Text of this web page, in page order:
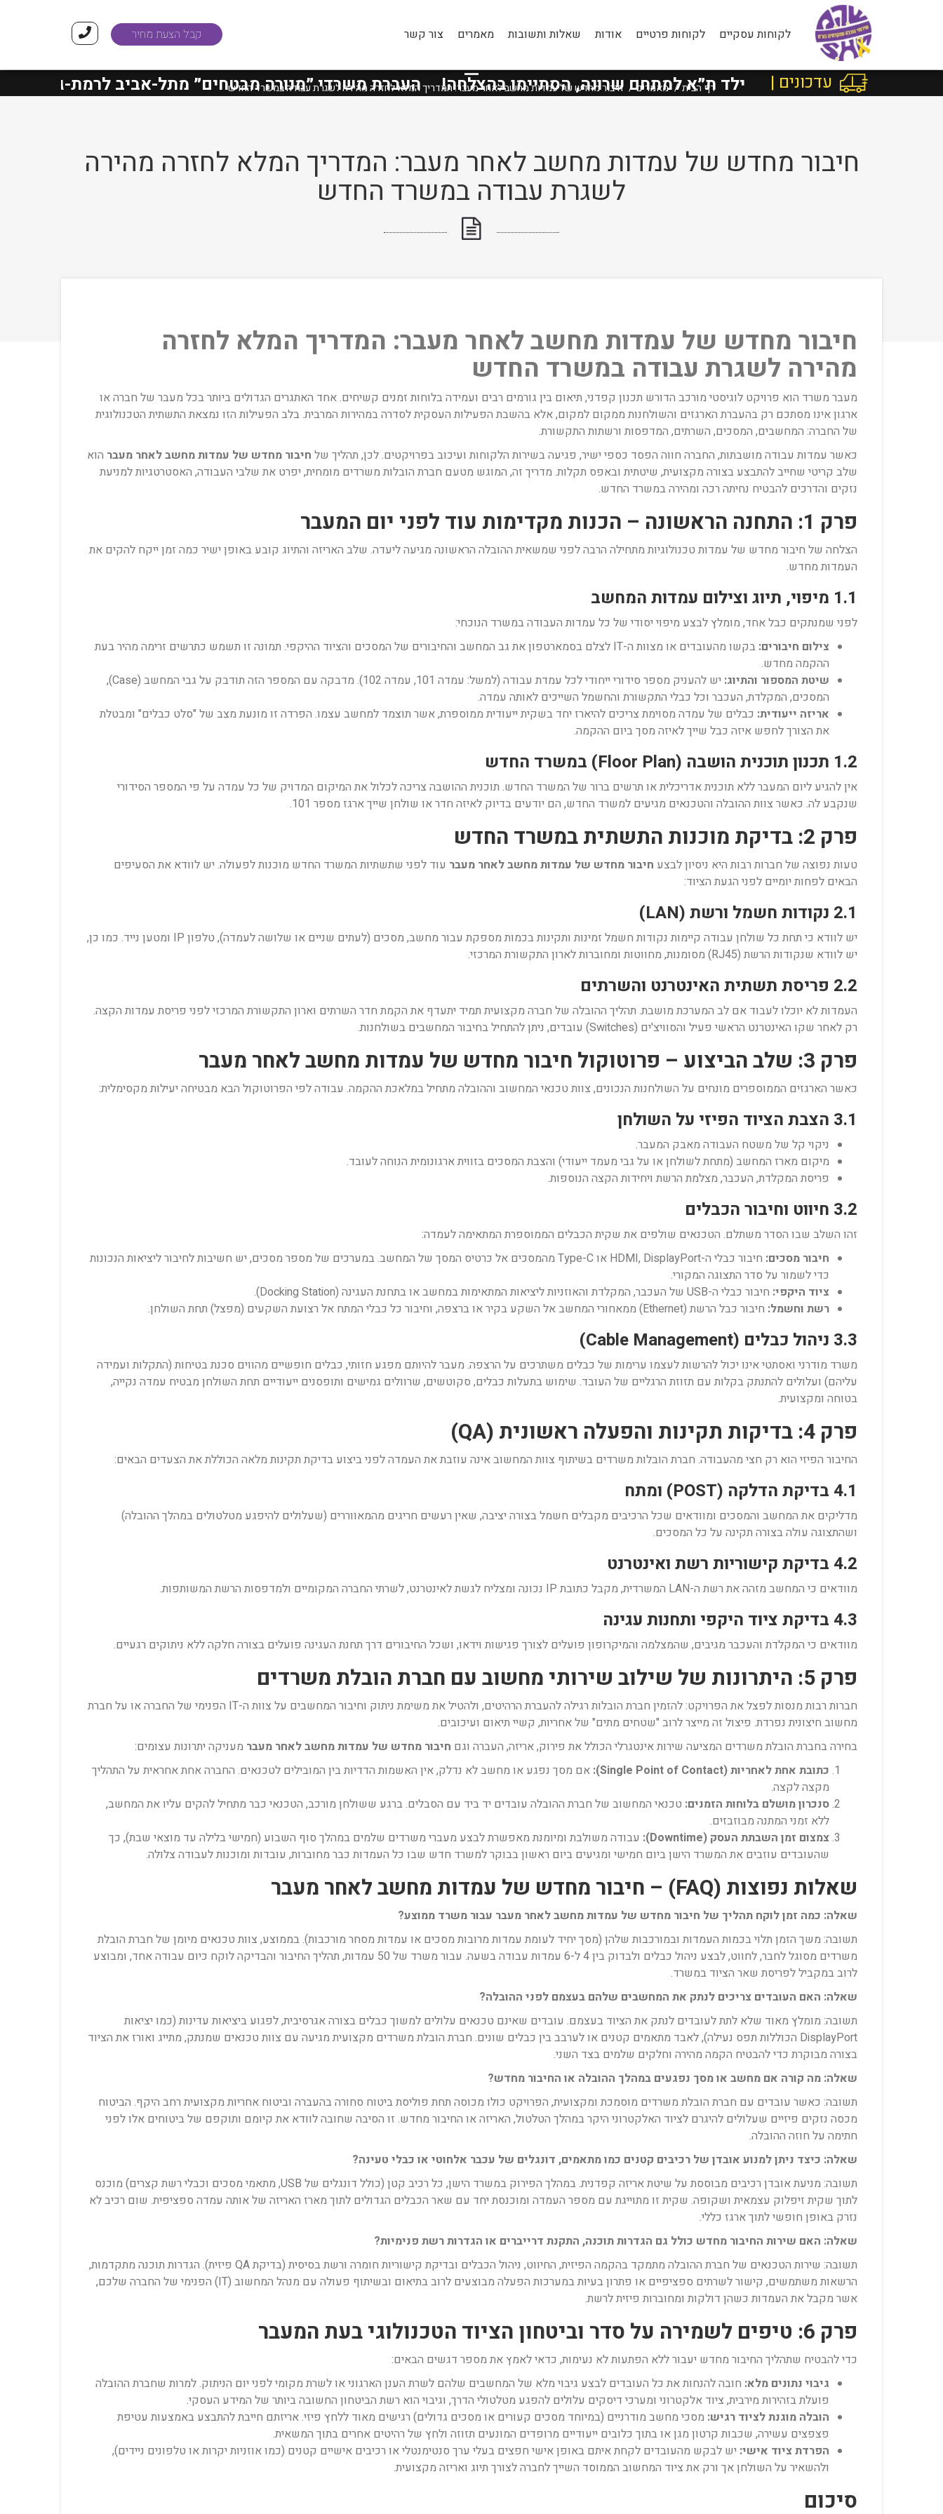
קבל הצעת מחיר לקוחות עסקיים לקוחות פרטיים אודות שאלות ותשובות מאמרים צור קשר
טיפים ומאמרים
דף הבית מאמרים חיבור מחדש של עמדות מחשב לאחר מעבר: המדריך המלא לחזרה מהירה לשגרת עבודה במשרד החדש עדכונים |
בישראל מרוטשילד ת״א למתחם שרונה, הסתיימו בהצלחה! העברת משרדי״מנורה מבטחים״מתל-אביב לרמת-גן הסתיימו
חיבור מחדש של עמדות מחשב לאחר מעבר: המדריך המלא לחזרה מהירה
לשגרת עבודה במשרד החדש
חיבור מחדש של עמדות מחשב לאחר מעבר: המדריך המלא לחזרה
מהירה לשגרת עבודה במשרד החדש
מעבר משרד הוא פרויקט לוגיסטי מורכב הדורש תכנון קפדני, תיאום בין גורמים רבים ועמידה בלוחות זמנים קשיחים. אחד האתגרים הגדולים ביותר בכל מעבר של חברה או
ארגון אינו מסתכם רק בהעברת הארגזים והשולחנות ממקום למקום, אלא בהשבת הפעילות העסקית לסדרה במהירות המרבית. בלב הפעילות הזו נמצאת התשתית הטכנולוגית
של החברה: המחשבים, המסכים, השרתים, המדפסות ורשתות התקשורת.
כאשר עמדות עבודה מושבתות, החברה חווה הפסד כספי ישיר, פגיעה בשירות הלקוחות ועיכוב בפרויקטים. לכן, תהליך של חיבור מחדש של עמדות מחשב לאחר מעבר הוא
שלב קריטי שחייב להתבצע בצורה מקצועית, שיטתית ובאפס תקלות. מדריך זה, המוגש מטעם חברת הובלות משרדים מומחית, יפרט את שלבי העבודה, האסטרטגיות למניעת
נזקים והדרכים להבטיח נחיתה רכה ומהירה במשרד החדש.
פרק 1: התחנה הראשונה – הכנות מקדימות עוד לפני יום המעבר
הצלחה של חיבור מחדש של עמדות טכנולוגיות מתחילה הרבה לפני שמשאית ההובלה הראשונה מגיעה ליעדה. שלב האריזה והתיוג קובע באופן ישיר כמה זמן ייקח להקים את
העמדות מחדש.
1.1 מיפוי, תיוג וצילום עמדות המחשב
לפני שמנתקים כבל אחד, מומלץ לבצע מיפוי יסודי של כל עמדות העבודה במשרד הנוכחי:
צילום חיבורים:
בקשו מהעובדים או מצוות ה-IT לצלם בסמארטפון את גב המחשב והחיבורים של המסכים והציוד ההיקפי. תמונה זו תשמש כתרשים זרימה מהיר בעת
ההקמה מחדש.
שיטת המספור והתיוג:
יש להעניק מספר סידורי ייחודי לכל עמדת עבודה (למשל: עמדה 101, עמדה 102). מדבקה עם המספר הזה תודבק על גבי המחשב (Case),
המסכים, המקלדת, העכבר וכל כבלי התקשורת והחשמל השייכים לאותה עמדה.
אריזה ייעודית: כבלים של עמדה מסוימת צריכים להיארז יחד בשקית ייעודית ממוספרת, אשר תוצמד למחשב עצמו. הפרדה זו מונעת מצב של "סלט כבלים" ומבטלת
את הצורך לחפש איזה כבל שייך לאיזה מסך ביום ההקמה.
1.2 תכנון תוכנית הושבה (Floor Plan) במשרד החדש
אין להגיע ליום המעבר ללא תוכנית אדריכלית או תרשים ברור של המשרד החדש. תוכנית ההושבה צריכה לכלול את המיקום המדויק של כל עמדה על פי המספר הסידורי
שנקבע לה. כאשר צוות ההובלה והטכנאים מגיעים למשרד החדש, הם יודעים בדיוק לאיזה חדר או שולחן שייך ארגז מספר 101.
פרק 2: בדיקת מוכנות התשתית במשרד החדש
טעות נפוצה של חברות רבות היא ניסיון לבצע חיבור מחדש של עמדות מחשב לאחר מעבר עוד לפני שתשתיות המשרד החדש מוכנות לפעולה. יש לוודא את הסעיפים
הבאים לפחות יומיים לפני הגעת הציוד:
2.1 נקודות חשמל ורשת (LAN)
יש לוודא כי תחת כל שולחן עבודה קיימות נקודות חשמל זמינות ותקינות בכמות מספקת עבור מחשב, מסכים (לעתים שניים או שלושה לעמדה), טלפון IP ומטען נייד. כמו כן,
יש לוודא שנקודות הרשת (RJ45) מסומנות, מחווטות ומחוברות לארון התקשורת המרכזי.
2.2 פריסת תשתית האינטרנט והשרתים
העמדות לא יוכלו לעבוד אם לב המערכת מושבת. תהליך ההובלה של חברה מקצועית תמיד יתעדף את הקמת חדר השרתים וארון התקשורת המרכזי לפני פריסת עמדות הקצה.
רק לאחר שקו האינטרנט הראשי פעיל והסוויצ'ים (Switches) עובדים, ניתן להתחיל בחיבור המחשבים בשולחנות.
פרק 3: שלב הביצוע – פרוטוקול חיבור מחדש של עמדות מחשב לאחר מעבר
כאשר הארגזים הממוספרים מונחים על השולחנות הנכונים, צוות טכנאי המחשוב וההובלה מתחיל במלאכת ההקמה. עבודה לפי הפרוטוקול הבא מבטיחה יעילות מקסימלית:
3.1 הצבת הציוד הפיזי על השולחן
ניקוי קל של משטח העבודה מאבק המעבר.
מיקום מארז המחשב (מתחת לשולחן או על גבי מעמד ייעודי) והצבת המסכים בזווית ארגונומית הנוחה לעובד.
פריסת המקלדת, העכבר, מצלמת הרשת ויחידות הקצה הנוספות.
3.2 חיווט וחיבור הכבלים
זהו השלב שבו הסדר משתלם. הטכנאים שולפים את שקית הכבלים הממוספרת המתאימה לעמדה:
חיבור מסכים:
חיבור כבלי ה-HDMI, DisplayPort או Type-C מהמסכים אל כרטיס המסך של המחשב. במערכים של מספר מסכים, יש חשיבות לחיבור ליציאות הנכונות
כדי לשמור על סדר התצוגה המקורי.
ציוד היקפי: חיבור כבלי ה-USB של העכבר, המקלדת והאוזניות ליציאות המתאימות במחשב או בתחנת העגינה (Docking Station).
רשת וחשמל: חיבור כבל הרשת (Ethernet) ממאחורי המחשב אל השקע בקיר או ברצפה, וחיבור כל כבלי המתח אל רצועת השקעים (מפצל) תחת השולחן.
3.3 ניהול כבלים (Cable Management)
משרד מודרני ואסתטי אינו יכול להרשות לעצמו ערימות של כבלים משתרכים על הרצפה. מעבר להיותם מפגע חזותי, כבלים חופשיים מהווים סכנת בטיחות (התקלות ועמידה
עליהם) ועלולים להתנתק בקלות עם תזוזת הרגליים של העובד. שימוש בתעלות כבלים, סקוטשים, שרוולים גמישים ותופסנים ייעודיים תחת השולחן מבטיח עמדה נקייה,
בטוחה ומקצועית.
פרק 4: בדיקות תקינות והפעלה ראשונית (QA)
החיבור הפיזי הוא רק חצי מהעבודה. חברת הובלות משרדים בשיתוף צוות המחשוב אינה עוזבת את העמדה לפני ביצוע בדיקת תקינות מלאה הכוללת את הצעדים הבאים:
4.1 בדיקת הדלקה (POST) ומתח
מדליקים את המחשב והמסכים ומוודאים שכל הרכיבים מקבלים חשמל בצורה יציבה, שאין רעשים חריגים מהמאווררים (שעלולים להיפגע מטלטולים במהלך ההובלה)
ושהתצוגה עולה בצורה תקינה על כל המסכים.
4.2 בדיקת קישוריות רשת ואינטרנט
מוודאים כי המחשב מזהה את רשת ה-LAN המשרדית, מקבל כתובת IP נכונה ומצליח לגשת לאינטרנט, לשרתי החברה המקומיים ולמדפסות הרשת המשותפות.
4.3 בדיקת ציוד היקפי ותחנות עגינה
מוודאים כי המקלדת והעכבר מגיבים, שהמצלמה והמיקרופון פועלים לצורך פגישות וידאו, ושכל החיבורים דרך תחנת העגינה פועלים בצורה חלקה ללא ניתוקים רגעיים.
פרק 5: היתרונות של שילוב שירותי מחשוב עם חברת הובלת משרדים
חברות רבות מנסות לפצל את הפרויקט: להזמין חברת הובלות רגילה להעברת הרהיטים, ולהטיל את משימת ניתוק וחיבור המחשבים על צוות ה-IT הפנימי של החברה או על חברת
מחשוב חיצונית נפרדת. פיצול זה מייצר לרוב "שטחים מתים" של אחריות, קשיי תיאום ועיכובים.
בחירה בחברת הובלת משרדים המציעה שירות אינטגרלי הכולל את פירוק, אריזה, העברה וגם חיבור מחדש של עמדות מחשב לאחר מעבר מעניקה יתרונות עצומים:
כתובת אחת לאחריות (Single Point of Contact):
אם מסך נפגע או מחשב לא נדלק, אין האשמות הדדיות בין המובילים לטכנאים. החברה אחת אחראית על התהליך
מקצה לקצה.
סנכרון מושלם בלוחות הזמנים: טכנאי המחשוב של חברת ההובלה עובדים יד ביד עם הסבלים. ברגע ששולחן מורכב, הטכנאי כבר מתחיל להקים עליו את המחשב,
ללא זמני המתנה מבוזבזים.
צמצום זמן השבתת העסק (Downtime):
עבודה משולבת ומיומנת מאפשרת לבצע מעברי משרדים שלמים במהלך סוף השבוע (חמישי בלילה עד מוצאי שבת), כך
שהעובדים עוזבים את המשרד הישן ביום חמישי ומגיעים ביום ראשון בבוקר למשרד חדש שבו כל העמדות כבר מחוברות, עובדות ומוכנות לעבודה צלולה.
שאלות נפוצות (FAQ) – חיבור מחדש של עמדות מחשב לאחר מעבר
שאלה: כמה זמן לוקח תהליך של חיבור מחדש של עמדות מחשב לאחר מעבר עבור משרד ממוצע?
תשובה: משך הזמן תלוי בכמות העמדות ובמורכבות שלהן (מסך יחיד לעומת עמדות מרובות מסכים או עמדות מסחר מורכבות). בממוצע, צוות טכנאים מיומן של חברת הובלת
משרדים מסוגל לחבר, לחווט, לבצע ניהול כבלים ולבדוק בין 4 ל-6 עמדות עבודה בשעה. עבור משרד של 50 עמדות, תהליך החיבור והבדיקה לוקח כיום עבודה אחד, ומבוצע
לרוב במקביל לפריסת שאר הציוד במשרד.
שאלה: האם העובדים צריכים לנתק את המחשבים שלהם בעצמם לפני ההובלה?
תשובה: מומלץ מאוד שלא לתת לעובדים לנתק את הציוד בעצמם. עובדים שאינם טכנאים עלולים למשוך כבלים בצורה אגרסיבית, לפגוע ביציאות עדינות (כמו יציאות
DisplayPort הכוללות תפס נעילה), לאבד מתאמים קטנים או לערבב בין כבלים שונים. חברת הובלת משרדים מקצועית מגיעה עם צוות טכנאים שמנתק, מתייג ואורז את הציוד
בצורה מבוקרת כדי להבטיח הקמה מהירה וחלקים שלמים בצד השני.
שאלה: מה קורה אם מחשב או מסך נפגעים במהלך ההובלה או החיבור מחדש?
תשובה: כאשר עובדים עם חברת הובלת משרדים מוסמכת ומקצועית, הפרויקט כולו מכוסה תחת פוליסת ביטוח סחורה בהעברה וביטוח אחריות מקצועית רחב היקף. הביטוח
מכסה נזקים פיזיים שעלולים להיגרם לציוד האלקטרוני היקר במהלך הטלטול, האריזה או החיבור מחדש. זו הסיבה שחובה לוודא את קיומם ותוקפם של ביטוחים אלו לפני
חתימה על חוזה ההובלה.
שאלה: כיצד ניתן למנוע אובדן של רכיבים קטנים כמו מתאמים, דונגלים של עכבר אלחוטי או כבלי טעינה?
תשובה: מניעת אובדן רכיבים מבוססת על שיטת אריזה קפדנית. במהלך הפירוק במשרד הישן, כל רכיב קטן (כולל דונגלים של USB, מתאמי מסכים וכבלי רשת קצרים) מוכנס
לתוך שקית זיפלוק עצמאית ושקופה. שקית זו מתוייגת עם מספר העמדה ומוכנסת יחד עם שאר הכבלים הגדולים לתוך מארז האריזה של אותה עמדה ספציפית. שום רכיב לא
נזרק באופן חופשי לתוך ארגז כללי.
שאלה: האם שירות החיבור מחדש כולל גם הגדרות תוכנה, התקנת דרייברים או הגדרות רשת פנימיות?
תשובה: שירות הטכנאים של חברת ההובלה מתמקד בהקמה הפיזית, החיווט, ניהול הכבלים ובדיקת קישוריות חומרה ורשת בסיסית (בדיקת QA פיזית). הגדרות תוכנה מתקדמות,
הרשאות משתמשים, קישור לשרתים ספציפיים או פתרון בעיות במערכות הפעלה מבוצעים לרוב בתיאום ובשיתוף פעולה עם מנהל המחשוב (IT) הפנימי של החברה שלכם,
אשר מקבל את העמדות כשהן דולקות ומחוברות פיזית לרשת.
פרק 6: טיפים לשמירה על סדר וביטחון הציוד הטכנולוגי בעת המעבר
כדי להבטיח שתהליך החיבור מחדש יעבור ללא הפתעות לא נעימות, כדאי לאמץ את מספר דגשים הבאים:
גיבוי נתונים מלא: חובה להנחות את כל העובדים לבצע גיבוי מלא של המחשבים שלהם לשרת הענן הארגוני או לשרת מקומי לפני יום הניתוק. למרות שחברת ההובלה
פועלת בזהירות מירבית, ציוד אלקטרוני ומערכי דיסקים עלולים להפגע מטלטולי הדרך, וגיבוי הוא רשת הביטחון החשובה ביותר של המידע העסקי.
הובלה מוגנת לציוד רגיש: מסכי מחשב מודרניים (במיוחד מסכים קעורים או מסכים גדולים) רגישים מאוד ללחץ פיזי. אריזתם חייבת להתבצע באמצעות עטיפת
פצפצים עשירה, שכבות קרטון מגן או בתוך כלובים ייעודיים מרופדים המונעים תזוזה ולחץ של רהיטים אחרים בתוך המשאית.
הפרדת ציוד אישי: יש לבקש מהעובדים לקחת איתם באופן אישי חפצים בעלי ערך סנטימנטלי או רכיבים אישיים קטנים (כמו אוזניות יקרות או טלפונים ניידים),
ולהשאיר על השולחן אך ורק את ציוד המחשוב הממוסד השייך לחברה לצורך תיוג ואריזה מקצועית.
סיכום